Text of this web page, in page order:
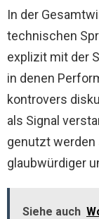
In der
technischen
explizit mit der
in denen
kontrovers
als Signal
genutzt werden
glaubwürdiger
Siehe auch